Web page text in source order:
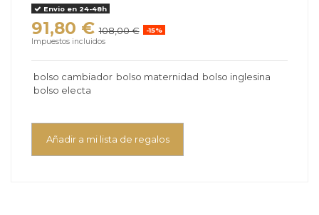
Envio en 24-48h
91,80 € 108,00 € -15%
Impuestos incluidos
bolso cambiador bolso maternidad bolso inglesina
bolso electa
Añadir a mi lista de regalos